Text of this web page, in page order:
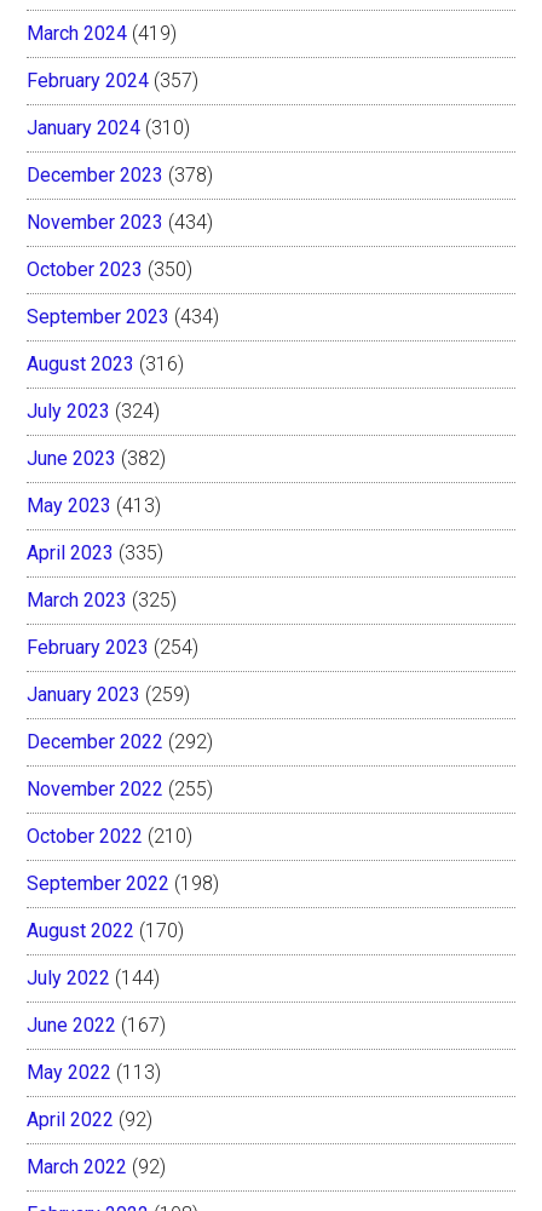
March 2024 (419)
February 2024 (357)
January 2024 (310)
December 2023 (378)
November 2023 (434)
October 2023 (350)
September 2023 (434)
August 2023 (316)
July 2023 (324)
June 2023 (382)
May 2023 (413)
April 2023 (335)
March 2023 (325)
February 2023 (254)
January 2023 (259)
December 2022 (292)
November 2022 (255)
October 2022 (210)
September 2022 (198)
August 2022 (170)
July 2022 (144)
June 2022 (167)
May 2022 (113)
April 2022 (92)
March 2022 (92)